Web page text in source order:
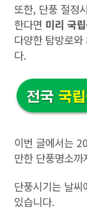
또한, 단풍 절정
한다면 미리 국
다양한 탐방로
다.
이번 글에서는
만한 단풍명소
단풍시기는 날
있습니다.